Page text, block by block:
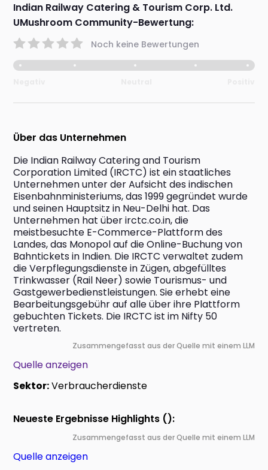
Indian Railway Catering & Tourism Corp. Ltd.
UMushroom Community-Bewertung:
Noch keine Bewertungen
Über das Unternehmen
Die Indian Railway Catering and Tourism
Corporation Limited (IRCTC) ist ein staatliches
Unternehmen unter der Aufsicht des indischen
Eisenbahnministeriums, das 1999 gegründet wurde
und seinen Hauptsitz in Neu-Delhi hat. Das
Unternehmen hat über irctc.co.in, die
meistbesuchte E-Commerce-Plattform des
Landes, das Monopol auf die Online-Buchung von
Bahntickets in Indien. Die IRCTC verwaltet zudem
die Verpflegungsdienste in Zügen, abgefülltes
Trinkwasser (Rail Neer) sowie Tourismus- und
Gastgewerbedienstleistungen. Sie erhebt eine
Bearbeitungsgebühr auf alle über ihre Plattform
gebuchten Tickets. Die IRCTC ist im Nifty 50
vertreten.
Zusammengefasst aus der Quelle mit einem LLM
Quelle anzeigen
Sektor:Verbraucherdienste
Neueste Ergebnisse Highlights ():
Zusammengefasst aus der Quelle mit einem LLM
Quelle anzeigen